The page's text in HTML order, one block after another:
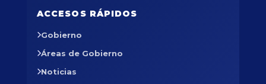
ACCESOS RÁPIDOS
Gobierno
Áreas de Gobierno
Noticias